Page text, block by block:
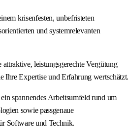
krisenfesten, unbefristeten
und systemrelevanten
leistungsgerechte Vergütung
Ihre Expertise und Erfahrung wertschätzt.
spannendes Arbeitsumfeld rund um
sowie passgenaue
Software und Technik.